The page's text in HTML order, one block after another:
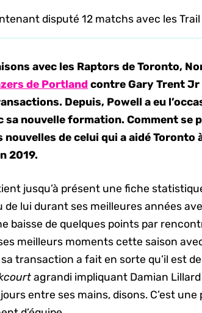
disputé 12 matchs avec les
avec les Raptors de Toronto,
de Portland contre Gary Trent Jr
Depuis, Powell a eu
sa nouvelle formation. Comment se
nouvelles de celui qui a aidé Toronto
2019.
jusqu’à présent une fiche
de lui durant ses meilleures années
baisse de quelques points par
meilleurs moments cette saison
transaction a fait en sorte qu’il est
agrandi impliquant Damian
entre ses mains, disons. C’est